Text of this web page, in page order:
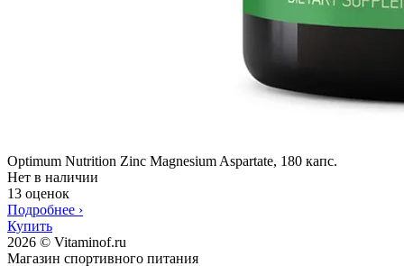
Optimum Nutrition Zinc Magnesium Aspartate, 180 капс.
Нет в наличии
13 оценок
Подробнее ›
Купить
2026 © Vitaminof.ru
Магазин спортивного питания